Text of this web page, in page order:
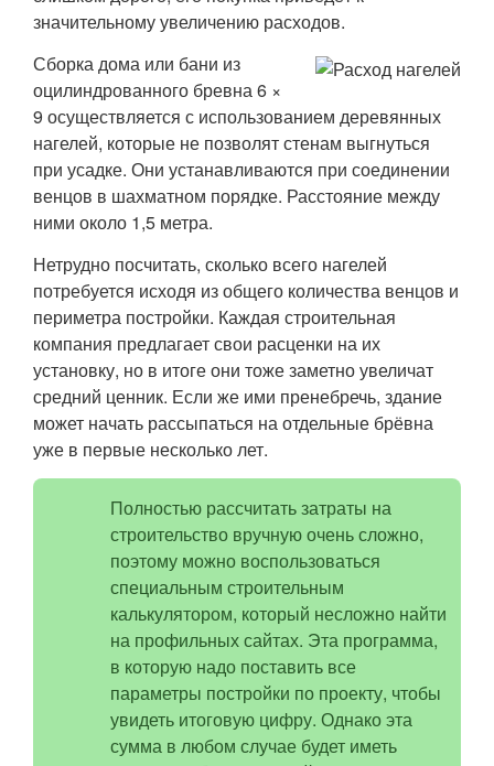
значительному увеличению расходов.
Сборка дома или бани из
оцилиндрованного бревна 6 ×
9 осуществляется с использованием деревянных
нагелей, которые не позволят стенам выгнуться
при усадке. Они устанавливаются при соединении
венцов в шахматном порядке. Расстояние между
ними около 1,5 метра.
Нетрудно посчитать, сколько всего нагелей
потребуется исходя из общего количества венцов и
периметра постройки. Каждая строительная
компания предлагает свои расценки на их
установку, но в итоге они тоже заметно увеличат
средний ценник. Если же ими пренебречь, здание
может начать рассыпаться на отдельные брёвна
уже в первые несколько лет.
Полностью рассчитать затраты на
строительство вручную очень сложно,
поэтому можно воспользоваться
специальным строительным
калькулятором, который несложно найти
на профильных сайтах. Эта программа,
в которую надо поставить все
параметры постройки по проекту, чтобы
увидеть итоговую цифру. Однако эта
сумма в любом случае будет иметь